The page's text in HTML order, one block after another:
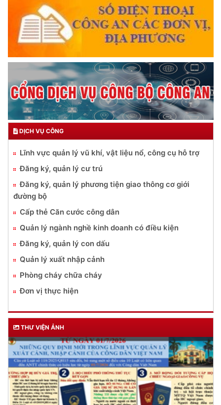
DỊCH VỤ CÔNG
Lĩnh vực quản lý vũ khí, vật liệu nổ, công cụ hỗ trợ
Đăng ký, quản lý cư trú
Đăng ký, quản lý phương tiện giao thông cơ giới
đường bộ
Cấp thẻ Căn cước công dân
Quản lý ngành nghề kinh doanh có điều kiện
Đăng ký, quản lý con dấu
Quản lý xuất nhập cảnh
Phòng cháy chữa cháy
Đơn vị thực hiện
THƯ VIỆN ẢNH